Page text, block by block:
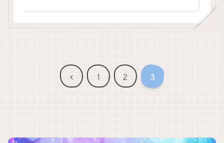
前
1 2 3